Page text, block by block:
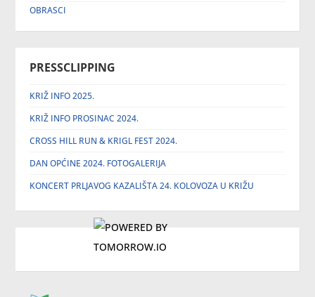
OBRASCI
PRESSCLIPPING
KRIŽ INFO 2025.
KRIŽ INFO PROSINAC 2024.
CROSS HILL RUN & KRIGL FEST 2024.
DAN OPĆINE 2024. FOTOGALERIJA
KONCERT PRLJAVOG KAZALIŠTA 24. KOLOVOZA U KRIŽU